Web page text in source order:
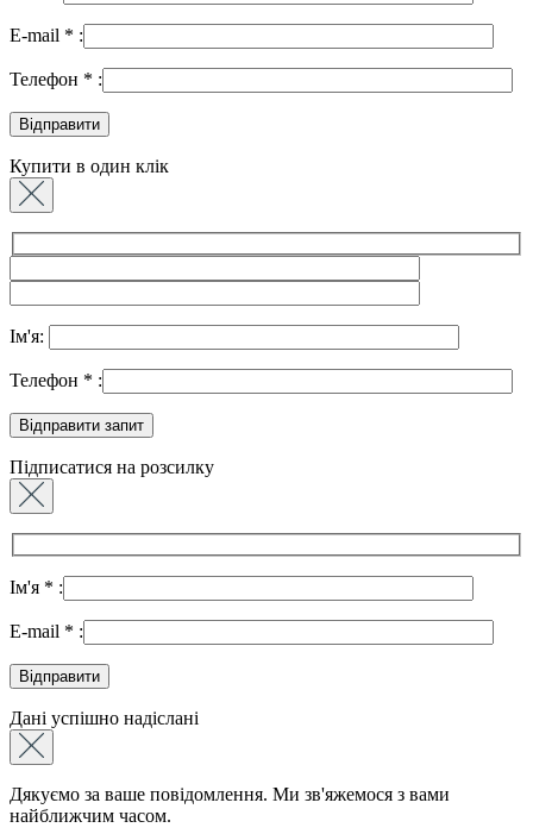
E-mail * :
Телефон * :
Купити в один клік
Ім'я:
Телефон * :
Підписатися на розсилку
Ім'я * :
E-mail * :
Дані успішно надіслані
Дякуємо за ваше повідомлення. Ми зв'яжемося з вами
найближчим часом.